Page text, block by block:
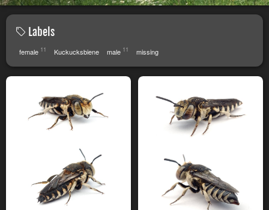
Labels
female 11 Kuckucksbiene male 11 missing